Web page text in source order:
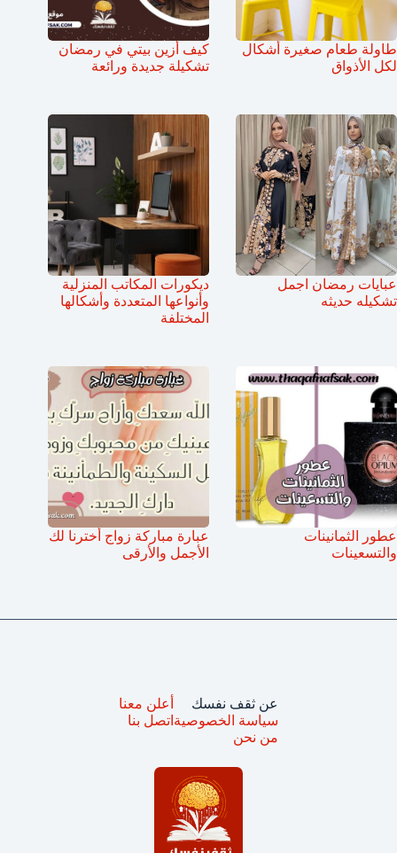
طاولة طعام صغيرة أشكال
لكل الأذواق
كيف أزين بيتي في رمضان
تشكيلة جديدة ورائعة
عبايات رمضان اجمل
تشكيله حديثه
ديكورات المكاتب المنزلية
وأنواعها المتعددة وأشكالها
المختلفة
عطور الثمانينات
والتسعينات
عبارة مباركة زواج أخترنا لك
الأجمل والأرقى
عن ثقف نفسك
سياسة الخصوصية
من نحن
أعلن معنا
اتصل بنا